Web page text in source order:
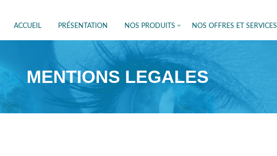
ACCUEIL PRÉSENTATION NOS PRODUITS NOS OFFRES ET SERVICES
MENTIONS LEGALES